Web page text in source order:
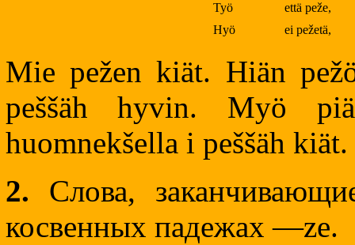
Työ
että peže,
Hyö
ei pežetä,
Mie pežen kiät. Hiän
peššäh hyvin. Myö
huomnekšella i peššäh kiät.
2. Слова,
косвенных падежах —ze.